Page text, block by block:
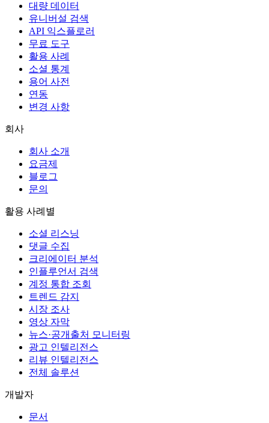
대량 데이터
유니버설 검색
API 익스플로러
무료 도구
활용 사례
소셜 통계
용어 사전
연동
변경 사항
회사
회사 소개
요금제
블로그
문의
활용 사례별
소셜 리스닝
댓글 수집
크리에이터 분석
인플루언서 검색
계정 통합 조회
트렌드 감지
시장 조사
영상 자막
뉴스·공개출처 모니터링
광고 인텔리전스
리뷰 인텔리전스
전체 솔루션
개발자
문서